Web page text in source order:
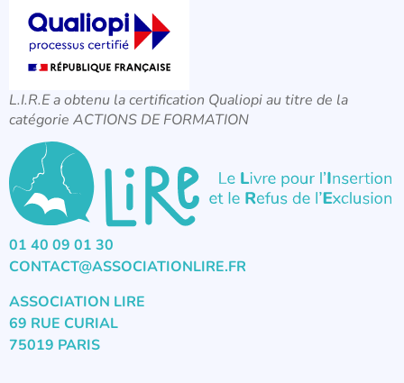
L.I.R.E a obtenu la certification Qualiopi au titre de la
catégorie ACTIONS DE FORMATION
01 40 09 01 30
CONTACT@ASSOCIATIONLIRE.FR
ASSOCIATION LIRE
69 RUE CURIAL
75019 PARIS